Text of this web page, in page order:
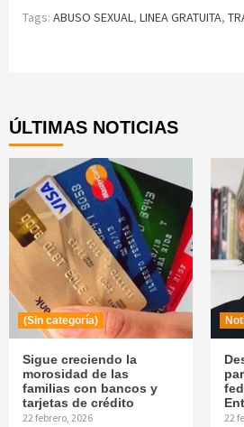
Tags: ABUSO SEXUAL, LINEA GRATUITA,
ÚLTIMAS NOTICIAS
(Sin categoría)
Sigue creciendo la
morosidad de las
familias con bancos y
tarjetas de crédito
22 febrero, 2026 22